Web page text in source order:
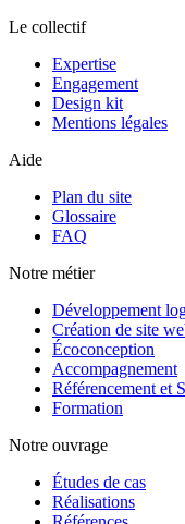
Le collectif
Expertise
Engagement
Design kit
Mentions légales
Aide
Plan du site
Glossaire
FAQ
Notre métier
Développement
Création de site
Écoconception
Accompagnement
Référencement et
Formation
Notre ouvrage
Études de cas
Réalisations